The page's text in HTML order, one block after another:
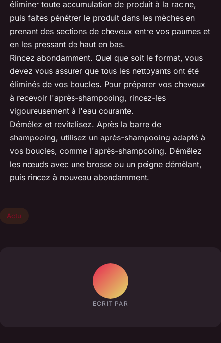
éliminer toute accumulation de produit à la racine,
puis faites pénétrer le produit dans les mèches en
prenant des sections de cheveux entre vos paumes et
en les pressant de haut en bas.
Rincez abondamment. Quel que soit le format, vous
devez vous assurer que tous les nettoyants ont été
éliminés de vos boucles. Pour préparer vos cheveux
à recevoir l'après-shampooing, rincez-les
vigoureusement à l'eau courante.
Démêlez et revitalisez. Après la barre de
shampooing, utilisez un après-shampooing adapté à
vos boucles, comme l'après-shampooing. Démêlez
les nœuds avec une brosse ou un peigne démêlant,
puis rincez à nouveau abondamment.
Actu
ECRIT PAR